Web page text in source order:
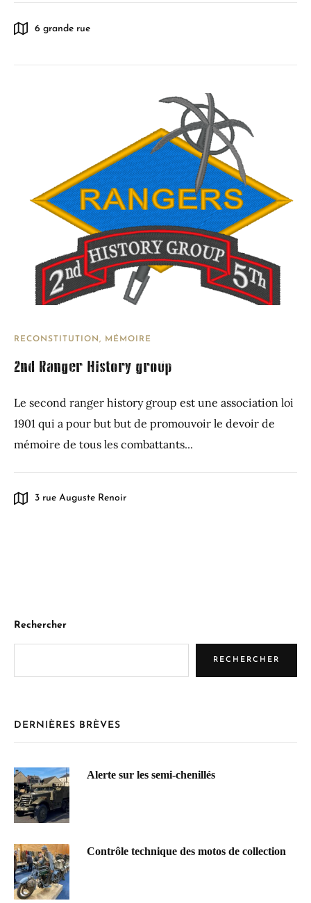
6 grande rue
RECONSTITUTION, MÉMOIRE
2nd Ranger History group
Le second ranger history group est une association loi
1901 qui a pour but but de promouvoir le devoir de
mémoire de tous les combattants...
3 rue Auguste Renoir
Rechercher
RECHERCHER
DERNIÈRES BRÈVES
Alerte sur les semi-chenillés
Contrôle technique des motos de collection